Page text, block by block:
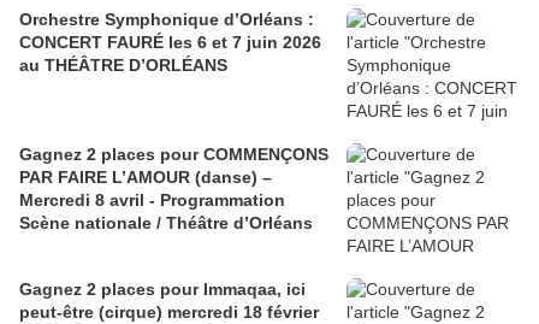
Orchestre Symphonique d’Orléans :
CONCERT FAURÉ les 6 et 7 juin 2026
au THÉÂTRE D’ORLÉANS
Gagnez 2 places pour COMMENÇONS
PAR FAIRE L’AMOUR (danse) –
Mercredi 8 avril - Programmation
Scène nationale / Théâtre d’Orléans
Gagnez 2 places pour Immaqaa, ici
peut-être (cirque) mercredi 18 février